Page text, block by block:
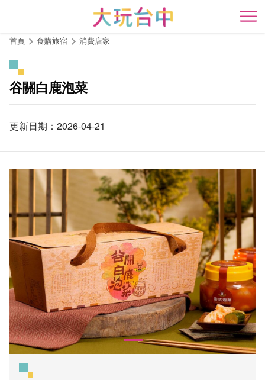
開
首頁 食購旅宿 消費店家
谷關白鹿泡菜
更新日期：2026-04-21